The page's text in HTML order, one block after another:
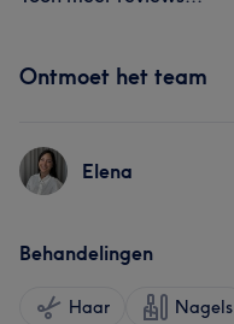
Ontmoet het team
Elena
Behandelingen
Haar Nagels